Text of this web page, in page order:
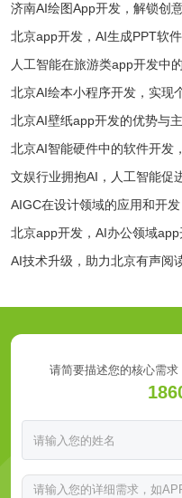
济南AI绘图App开发，解锁创
北京app开发，AI生成PPT软
人工智能在旅游类app开发中
北京AI绘本小程序开发，实现
北京AI壁纸app开发的优势与
北京AI智能硬件中的软件开发
文娱行业拥抱AI，人工智能促
AIGC在设计领域的应用和开发
北京app开发，AI办公领域
AI技术升级，助力北京有声阅
请简要描述您的核心需